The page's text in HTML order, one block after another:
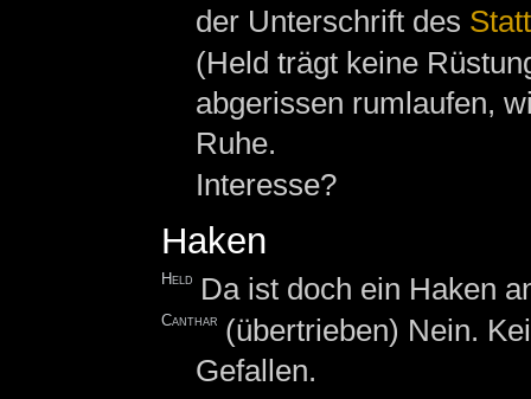
der Unterschrift des
(Held trägt keine
abgerissen rumlaufen,
Ruhe.
Interesse?
Haken
Held Da ist doch ein Haken
Canthar (übertrieben) Nein.
Gefallen.